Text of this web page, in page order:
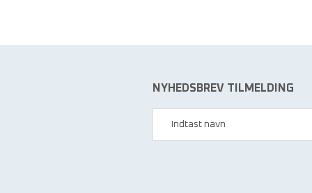
NYHEDSBREV TILMELDING